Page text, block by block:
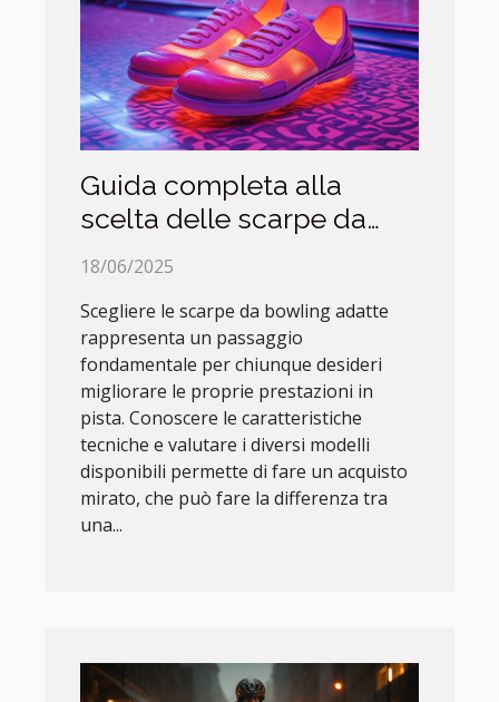
Guida completa alla
scelta delle scarpe da
bowling perfette
18/06/2025
Scegliere le scarpe da bowling adatte
rappresenta un passaggio
fondamentale per chiunque desideri
migliorare le proprie prestazioni in
pista. Conoscere le caratteristiche
tecniche e valutare i diversi modelli
disponibili permette di fare un acquisto
mirato, che può fare la differenza tra
una...